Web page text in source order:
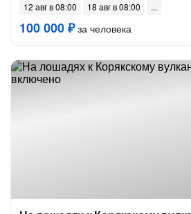
12 авг в 08:00 18 авг в 08:00
100 000 ₽за человека